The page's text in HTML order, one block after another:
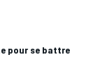
pour se battre